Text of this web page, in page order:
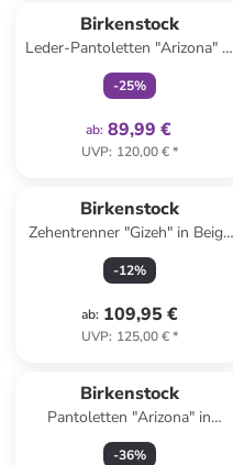
Birkenstock
Leder-Pantoletten "Arizona" in
Schwarz - Weite N
-25%
ab: 89,99 €
UVP: 120,00 €*
Birkenstock
Zehentrenner "Gizeh" in Beige
- Weite N
-12%
ab: 109,95 €
UVP: 125,00 €*
Birkenstock
Pantoletten "Arizona" in
Schwarz
-36%